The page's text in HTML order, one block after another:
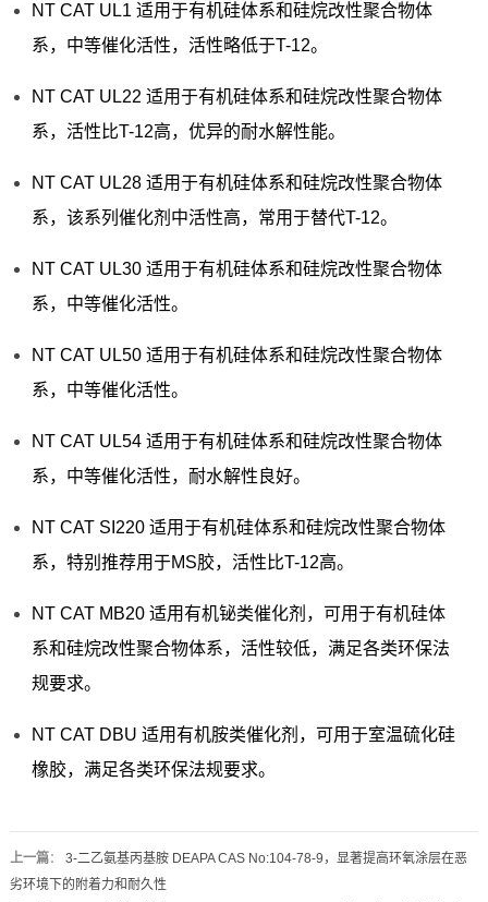
NT CAT UL1 适用于有机硅体系和硅烷改性聚合物体
系，中等催化活性，活性略低于T-12。
NT CAT UL22 适用于有机硅体系和硅烷改性聚合物体
系，活性比T-12高，优异的耐水解性能。
NT CAT UL28 适用于有机硅体系和硅烷改性聚合物体
系，该系列催化剂中活性高，常用于替代T-12。
NT CAT UL30 适用于有机硅体系和硅烷改性聚合物体
系，中等催化活性。
NT CAT UL50 适用于有机硅体系和硅烷改性聚合物体
系，中等催化活性。
NT CAT UL54 适用于有机硅体系和硅烷改性聚合物体
系，中等催化活性，耐水解性良好。
NT CAT SI220 适用于有机硅体系和硅烷改性聚合物体
系，特别推荐用于MS胶，活性比T-12高。
NT CAT MB20 适用有机铋类催化剂，可用于有机硅体
系和硅烷改性聚合物体系，活性较低，满足各类环保法
规要求。
NT CAT DBU 适用有机胺类催化剂，可用于室温硫化硅
橡胶，满足各类环保法规要求。
上一篇： 3-二乙氨基丙基胺 DEAPA CAS No:104-78-9，显著提高环氧涂层在恶
劣环境下的附着力和耐久性